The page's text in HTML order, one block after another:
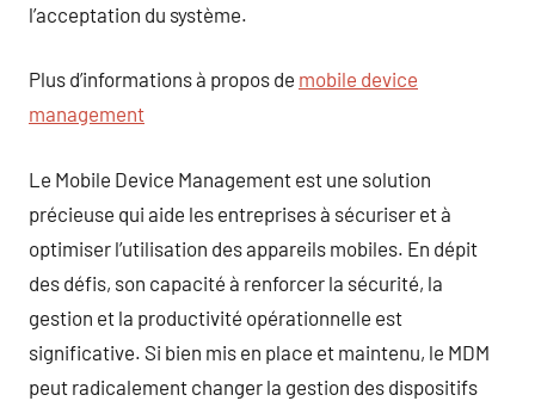
l’acceptation du système.
Plus d’informations à propos de mobile device
management
Le Mobile Device Management est une solution
précieuse qui aide les entreprises à sécuriser et à
optimiser l’utilisation des appareils mobiles. En dépit
des défis, son capacité à renforcer la sécurité, la
gestion et la productivité opérationnelle est
significative. Si bien mis en place et maintenu, le MDM
peut radicalement changer la gestion des dispositifs